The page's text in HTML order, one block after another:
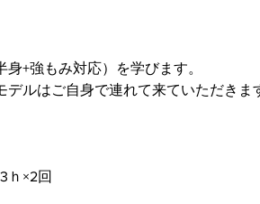
+強もみ対応）を学びます。
ルはご自身で連れて来ていただきま
ｈ×2回